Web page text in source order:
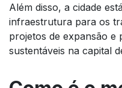
Além disso, a cidade
infraestrutura para os
projetos de expansão e
sustentáveis na capital